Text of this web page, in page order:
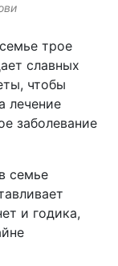
трое
славных
чтобы
лечение
заболевание
семье
и годика,